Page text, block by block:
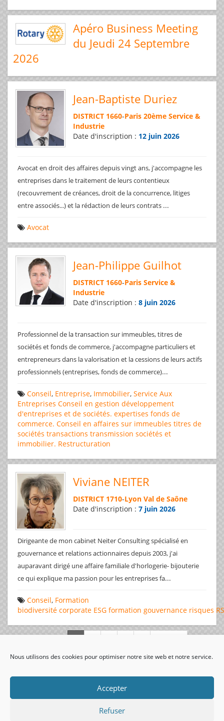
Nous utilisons des cookies pour optimiser notre site web et notre service.
Accepter
Refuser
Apéro Business Meeting
du Jeudi 24 Septembre
2026
Jean-Baptiste Duriez
DISTRICT 1660-Paris 20ème Service &
Industrie
Date d'inscription : 12 juin 2026
Avocat en droit des affaires depuis vingt ans, j'accompagne les
entreprises dans le traitement de leurs contentieux
(recouvrement de créances, droit de la concurrence, litiges
entre associés...) et la rédaction de leurs contrats ...
Avocat
Jean-Philippe Guilhot
DISTRICT 1660-Paris Service &
Industrie
Date d'inscription : 8 juin 2026
Professionnel de la transaction sur immeubles, titres de
sociétés et fonds de commerce, j'accompagne particuliers et
entrepreneurs dans la valorisation et la cessions de leurs actifs
professionnels (entreprises, fonds de commerce)...
Conseil, Entreprise, Immobilier, Service Aux
Entreprises Conseil en gestion développement
d'entreprises et de sociétés. expertises fonds de
commerce. Conseil en affaires sur immeubles titres de
sociétés transactions transmission sociétés et
immobilier. Restructuration
Viviane NEITER
DISTRICT 1710-Lyon Val de Saône
Date d'inscription : 7 juin 2026
Dirigeante de mon cabinet Neiter Consulting spécialisé en
gouvernance et relations actionnaires depuis 2003, j'ai
auparavant dirigé une affaire familiale d'horlogerie- bijouterie
ce qui explique ma passion pour les entreprises fa...
Conseil, Formation
biodiversité corporate ESG formation gouvernance risques
visiteurs uniques: